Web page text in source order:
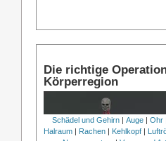
Die richtige
Körperregion
Schädel und Gehirn| Auge| Ohr|
Halraum
Rachen Kehlkopf